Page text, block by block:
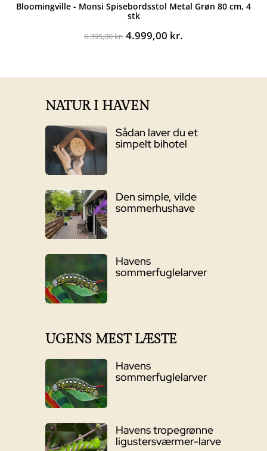
Bloomingville - Monsi Spisebordsstol Metal Grøn 80 cm, 4
stk
6.395,00kr. Den
4.999,00 kr.
NATUR I HAVEN
Sådan laver du et
simpelt bihotel
Den simple, vilde
sommerhushave
Havens
sommerfuglelarver
UGENS MEST LÆSTE
Havens
sommerfuglelarver
Havens tropegrønne
ligustersværmer-larve